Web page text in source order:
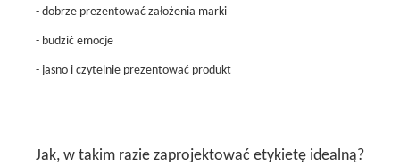
- dobrze prezentować założenia marki
- budzić emocje
- jasno i czytelnie prezentować produkt
Jak, w takim razie zaprojektować etykietę idealną?